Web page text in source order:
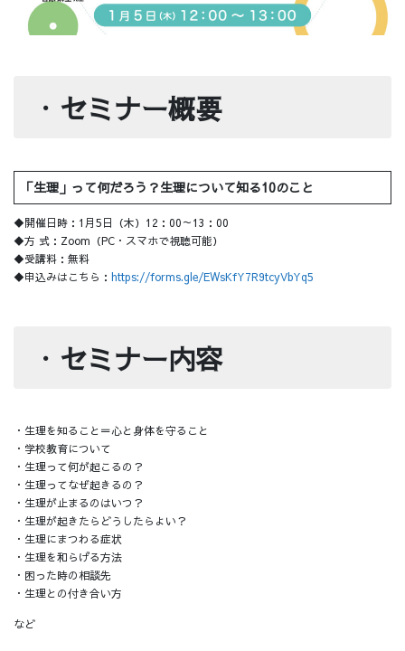
・ セミナー概要
​「生理」って何だろう？生理について知る10のこと
◆開催日時：1月5日（木）12：00～13：00
◆方 式：Zoom（PC・スマホで視聴可能）
◆受講料：無料
◆申込みはこちら： https://forms.gle/EWsKfY7R9tcyVbYq5
・ セミナー内容
・生理を知ること＝心と身体を守ること
・学校教育について
・生理って何が起こるの？
・生理ってなぜ起きるの？
・生理が止まるのはいつ？
・生理が起きたらどうしたらよい？
・生理にまつわる症状
・生理を和らげる方法
・困った時の相談先
・生理との付き合い方
など